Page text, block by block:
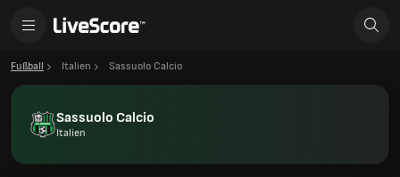
Fußball Italien Sassuolo Calcio
Sassuolo Calcio
Italien